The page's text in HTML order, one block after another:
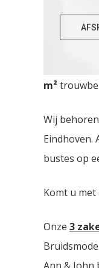
m²
Wij
Eindhoven.
bustes op
Komt u
Onze 3